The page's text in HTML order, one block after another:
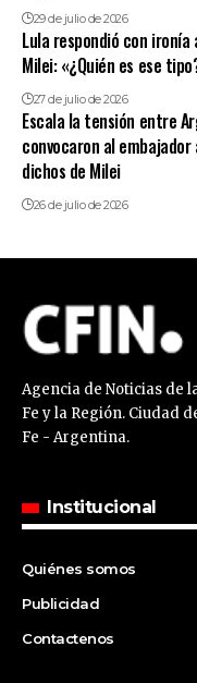
29 de julio de 2026
Lula respondió con ironía
Milei: «¿Quién es ese
27 de julio de 2026
Escala la tensión entre
convocaron al
dichos de Milei
26 de julio de 2026
Agencia de Noticias de
Fe y la Región. Ciudad
Fe - Argentina.
Institucional
Quiénes somos
Publicidad
Contactenos